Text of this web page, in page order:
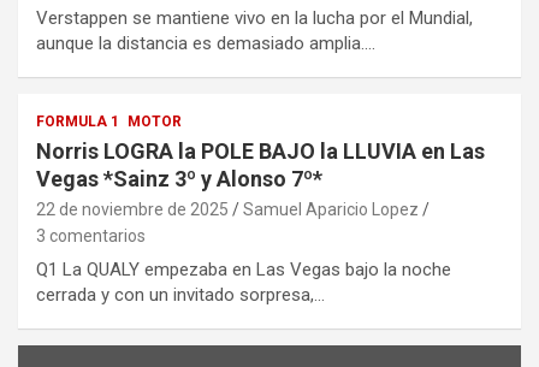
Verstappen se mantiene vivo en la lucha por el Mundial,
aunque la distancia es demasiado amplia.…
FORMULA 1 MOTOR
Norris LOGRA la POLE BAJO la LLUVIA en Las
Vegas *Sainz 3º y Alonso 7º*
22 de noviembre de 2025
Samuel Aparicio Lopez
3 comentarios
Q1 La QUALY empezaba en Las Vegas bajo la noche
cerrada y con un invitado sorpresa,…